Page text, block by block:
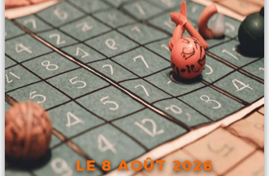
LE 8 AOÛT 2026